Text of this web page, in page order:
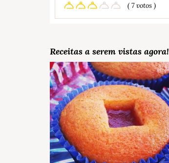
( 7 votos )
Receitas a serem vistas agora!